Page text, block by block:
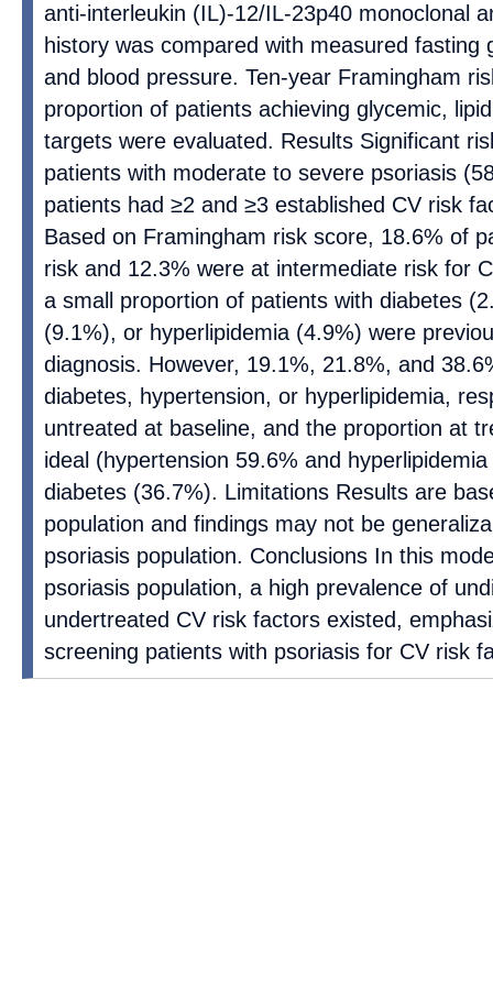
anti-interleukin (IL)-12/IL-23p40 monoclonal
history was compared with measured fasting
and blood pressure. Ten-year Framingham
proportion of patients achieving glycemic,
targets were evaluated. Results Significant
patients with moderate to severe psoriasis
patients had ≥2 and ≥3 established CV risk
Based on Framingham risk score, 18.6% of
risk and 12.3% were at intermediate risk for
a small proportion of patients with diabetes
(9.1%), or hyperlipidemia (4.9%) were
diagnosis. However, 19.1%, 21.8%, and
diabetes, hypertension, or hyperlipidemia,
untreated at baseline, and the proportion at
ideal (hypertension 59.6% and
diabetes (36.7%). Limitations Results are
population and findings may not be
psoriasis population. Conclusions In this
psoriasis population, a high prevalence of
undertreated CV risk factors existed,
screening patients with psoriasis for CV risk